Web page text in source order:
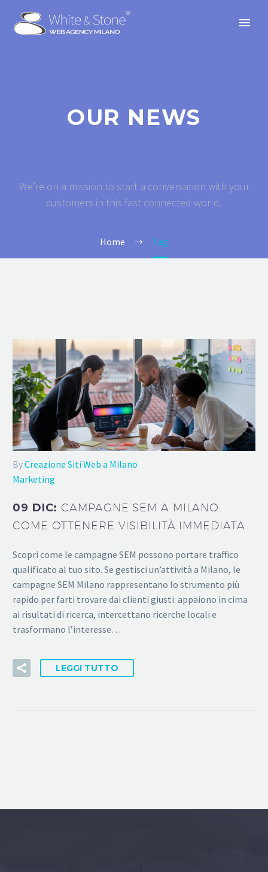
OUR NEWS
We’re on a mission to start a conversation with your
customers in this fast connected world.
Home Tag
ByCreazione Siti Web a Milano
Marketing
09 DIC:CAMPAGNE SEM A MILANO:
COME OTTENERE VISIBILITÀ IMMEDIATA
Scopri come le campagne SEM possono portare traffico
qualificato al tuo sito. Se gestisci un’attività a Milano, le
campagne SEM Milano rappresentano lo strumento più
rapido per farti trovare dai clienti giusti: appaiono in cima
ai risultati di ricerca, intercettano ricerche locali e
trasformano l’interesse…
LEGGI TUTTO